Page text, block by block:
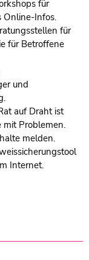
für
Online-Infos.
für
für Betroffene
und
auf Draht ist
mit Problemen.
melden.
Internet.